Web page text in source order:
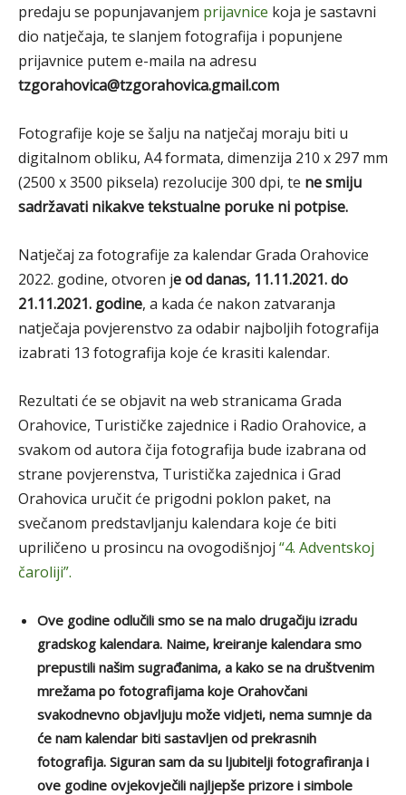
predaju se popunjavanjem prijavnice koja je sastavni
dio natječaja, te slanjem fotografija i popunjene
prijavnice putem e-maila na adresu
tzgorahovica@tzgorahovica.gmail.com
Fotografije koje se šalju na natječaj moraju biti u
digitalnom obliku, A4 formata, dimenzija 210 x 297 mm
(2500 x 3500 piksela) rezolucije 300 dpi, te ne smiju
sadržavati nikakve tekstualne poruke ni potpise.
Natječaj za fotografije za kalendar Grada Orahovice
2022. godine, otvoren je od danas, 11.11.2021. do
21.11.2021. godine, a kada će nakon zatvaranja
natječaja povjerenstvo za odabir najboljih fotografija
izabrati 13 fotografija koje će krasiti kalendar.
Rezultati će se objavit na web stranicama Grada
Orahovice, Turističke zajednice i Radio Orahovice, a
svakom od autora čija fotografija bude izabrana od
strane povjerenstva, Turistička zajednica i Grad
Orahovica uručit će prigodni poklon paket, na
svečanom predstavljanju kalendara koje će biti
upriličeno u prosincu na ovogodišnjoj “4. Adventskoj
čaroliji”.
Ove godine odlučili smo se na malo drugačiju izradu
gradskog kalendara. Naime, kreiranje kalendara smo
prepustili našim sugrađanima, a kako se na društvenim
mrežama po fotografijama koje Orahovčani
svakodnevno objavljuju može vidjeti, nema sumnje da
će nam kalendar biti sastavljen od prekrasnih
fotografija. Siguran sam da su ljubitelji fotografiranja i
ove godine ovjekovječili najljepše prizore i simbole